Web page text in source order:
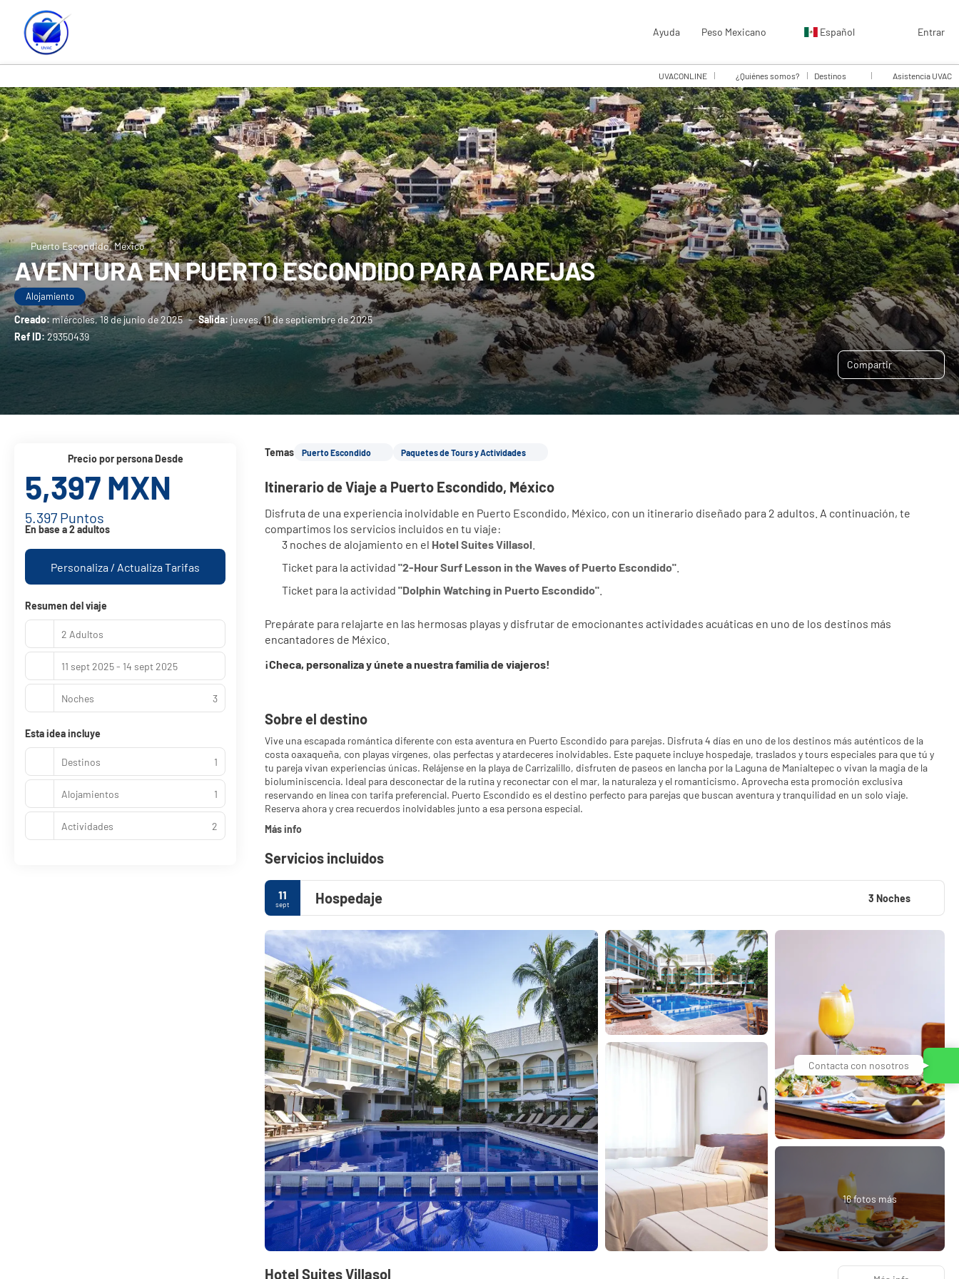
Ayuda Peso Mexicano Español Entrar
UVACONLINE ¿Quiénes somos? Destinos Asistencia UVAC
Puerto Escondido, México
AVENTURA EN PUERTO ESCONDIDO PARA PAREJAS
Alojamiento
Creado: miércoles, 18 de junio de 2025 - Salida: jueves, 11 de septiembre de 2025
Ref ID:29350439
Compartir
Temas ⁠Puerto Escondido Paquetes de Tours y Actividades
Itinerario de Viaje a Puerto Escondido, México
Disfruta de una experiencia inolvidable en Puerto Escondido, México, con un itinerario diseñado para 2 adultos. A continuación, te
compartimos los servicios incluidos en tu viaje:
3 noches de alojamiento en el Hotel Suites Villasol
Ticket para la actividad "2-Hour Surf Lesson in the Waves of Puerto Escondido"
Ticket para la actividad "Dolphin Watching in Puerto Escondido"
Prepárate para relajarte en las hermosas playas y disfrutar de emocionantes actividades acuáticas en uno de los destinos más
encantadores de México.
¡Checa, personaliza y únete a nuestra familia de viajeros!
Sobre el destino
Vive una escapada romántica diferente con esta aventura en Puerto Escondido para parejas. Disfruta 4 días en uno de los destinos más auténticos de la
costa oaxaqueña, con playas vírgenes, olas perfectas y atardeceres inolvidables. Este paquete incluye hospedaje, traslados y tours especiales para que tú y
tu pareja vivan experiencias únicas. Relájense en la playa de Carrizalillo, disfruten de paseos en lancha por la Laguna de Manialtepec o vivan la magia de la
bioluminiscencia. Ideal para desconectar de la rutina y reconectar con el mar, la naturaleza y el romanticismo. Aprovecha esta promoción exclusiva
reservando en línea con tarifa preferencial. Puerto Escondido es el destino perfecto para parejas que buscan aventura y tranquilidad en un solo viaje.
Reserva ahora y crea recuerdos inolvidables junto a esa persona especial.
Más info
Servicios incluidos
11
sept Hospedaje 3 Noches
16 fotos más
Hotel Suites Villasol
precio por persona Desde
5,397 MXN
5.397 Puntos
En base a 2 adultos
Personaliza / Actualiza Tarifas
Resumen del viaje
2 Adultos
11 sept 2025 - 14 sept 2025
Noches 3
Esta idea incluye
Destinos 1
Alojamientos 1
Actividades 2
Contacta con nosotros